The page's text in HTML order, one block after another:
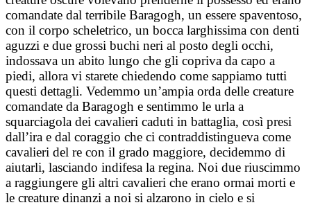
comandate dal terribile Baragogh, un essere spaventoso,
con il corpo scheletrico, un bocca larghissima con denti
aguzzi e due grossi buchi neri al posto degli occhi,
indossava un abito lungo che gli copriva da capo a
piedi, allora vi starete chiedendo come sappiamo tutti
questi dettagli. Vedemmo un’ampia orda delle creature
comandate da Baragogh e sentimmo le urla a
squarciagola dei cavalieri caduti in battaglia, così presi
dall’ira e dal coraggio che ci contraddistingueva come
cavalieri del re con il grado maggiore, decidemmo di
aiutarli, lasciando indifesa la regina. Noi due riuscimmo
a raggiungere gli altri cavalieri che erano ormai morti e
le creature dinanzi a noi si alzarono in cielo e si